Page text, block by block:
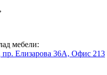
мебели:
пр. Елизарова 36А, Офис 213